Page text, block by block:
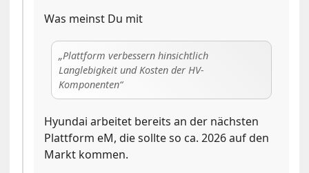
Was meinst Du mit
Plattform verbessern hinsichtlich
Langlebigkeit und Kosten der HV-
Komponenten
Hyundai arbeitet bereits an der nächsten
Plattform eM, die sollte so ca. 2026 auf den
Markt kommen.